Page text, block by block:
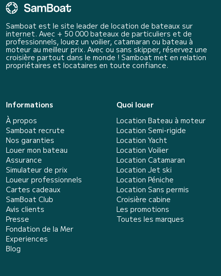
Samboat est le site leader de location de bateaux sur
internet. Avec + 50 000 bateaux de particuliers et de
professionnels, louez un voilier, catamaran ou bateau à
moteur au meilleur prix. Avec ou sans skipper, réservez une
croisière partout dans le monde ! Samboat met en relation
propriétaires et locataires en toute confiance.
Informations
À propos
Samboat recrute
Nos garanties
Louer mon bateau
Assurance
Simulateur de prix
Loueur professionnels
Cartes cadeaux
SamBoat Club
Avis clients
Presse
Fondation de la Mer
Experiences
Blog
Quoi louer
Location Bateau à moteur
Location Semi-rigide
Location Yacht
Location Voilier
Location Catamaran
Location Jet ski
Location Péniche
Location Sans permis
Croisière cabine
Les promotions
Toutes les marques